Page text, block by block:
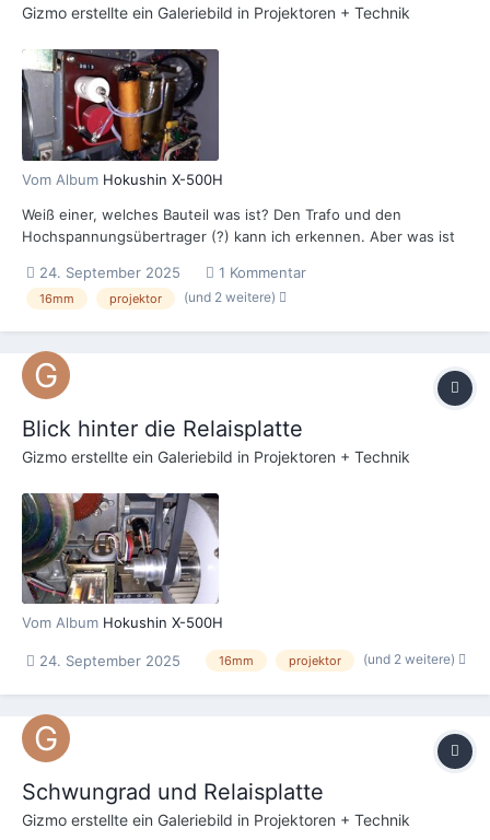
Gizmo erstellte ein Galeriebild in Projektoren + Technik
Vom Album Hokushin X-500H
Weiß einer, welches Bauteil was ist? Den Trafo und den
Hochspannungsübertrager (?) kann ich erkennen. Aber was ist
Leuchtstofflampenstarter aussieht?
24. September 2025 1 Kommentar
16mm projektor (und 2 weitere)
Blick hinter die Relaisplatte
Gizmo erstellte ein Galeriebild in Projektoren + Technik
Vom Album Hokushin X-500H
24. September 2025 16mm projektor (und 2 weitere)
Schwungrad und Relaisplatte
Gizmo erstellte ein Galeriebild in Projektoren + Technik